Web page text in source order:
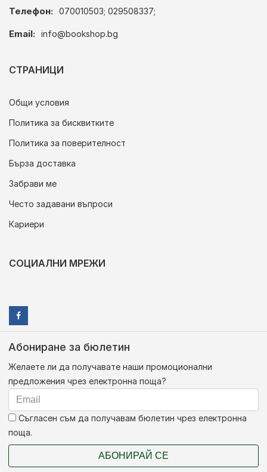
Телефон: 070010503; 029508337;
Email: info@bookshop.bg
СТРАНИЦИ
Общи условия
Политика за бисквитките
Политика за поверителност
Бърза доставка
Забрави ме
Често задавани въпроси
Кариери
СОЦИАЛНИ МРЕЖИ
Абониране за бюлетин
Желаете ли да получавате наши промоционални
предложения чрез електронна поща?
Съгласен съм да получавам бюлетин чрез електронна
поща.
АБОНИРАЙ СЕ